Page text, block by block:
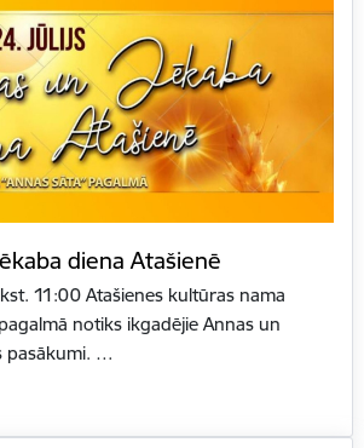
diena Atašienē
11:00 Atašienes kultūras nama
notiks ikgadējie Annas un
pasākumi. …